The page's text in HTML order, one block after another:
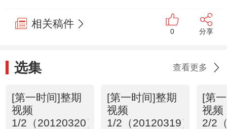
相关稿件
0 分享
选集 查看更多
[第一时间]整期
视频
1/2（20120320）
[第一时间]整期
视频
1/2（20120319）
[第
视频
2/2